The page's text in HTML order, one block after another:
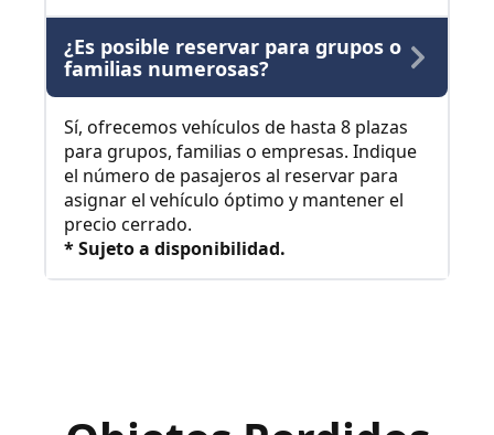
¿Es posible reservar para grupos o
familias numerosas?
Sí, ofrecemos vehículos de hasta 8 plazas
para grupos, familias o empresas. Indique
el número de pasajeros al reservar para
asignar el vehículo óptimo y mantener el
precio cerrado.
* Sujeto a disponibilidad.